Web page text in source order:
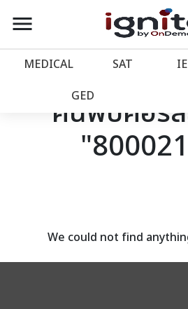
account_balance หน้าแรก
เว็บไซต์อิกไนท์
โปรโมชั่น
assignment ลงทะเบียน
menu
MEDICAL SAT
GED
ค้นพบคอร์
We could not find